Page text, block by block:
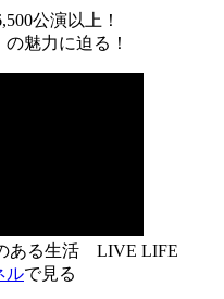
公演以上！
魅力に迫る！
ある生活 LIVE LIFE
ルで見る